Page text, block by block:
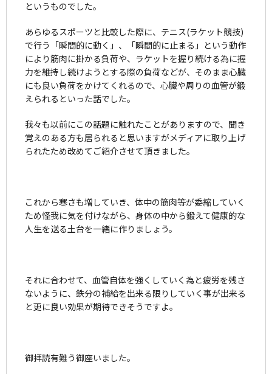
というものでした。
あらゆるスポーツと比較した際に、テニス(ラケット競技)
で行う「瞬間的に動く」、「瞬間的に止まる」という動作
により筋肉に掛かる負荷や、ラケットを握り続ける為に握
力を維持し続けようとする際の負荷などが、そのまま心臓
にも良い負荷をかけてくれるので、心臓や周りの血管が鍛
えられるといった話でした。
我々も以前にこの話題に触れたことがありますので、聞き
覚えのある方も居られると思いますがメディアに取り上げ
られたため改めてご紹介させて頂きました。
これから寒さも増していき、体中の筋肉等が委縮していく
ため怪我に気を付けながら、身体の中から鍛えて健康的な
人生を送る土台を一緒に作りましょう。
それに合わせて、血管自体を強くしていく為と疲労を残さ
ないように、鉄分の補給を出来る限りしていく事が出来る
と更に良い効果が期待できそうですよ。
御拝読有難う御座いました。